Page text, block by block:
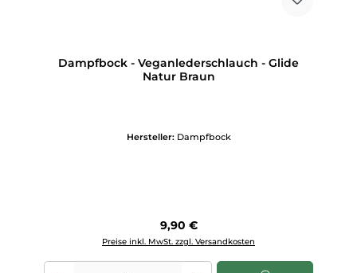
Dampfbock - Veganlederschlauch - Glide
Natur Braun
Hersteller: Dampfbock
Regulärer Preis:
9,90 €
Preise inkl. MwSt. zzgl. Versandkosten
Produkt Anzahl: Gib den gewünschten Wert ein oder benutze die